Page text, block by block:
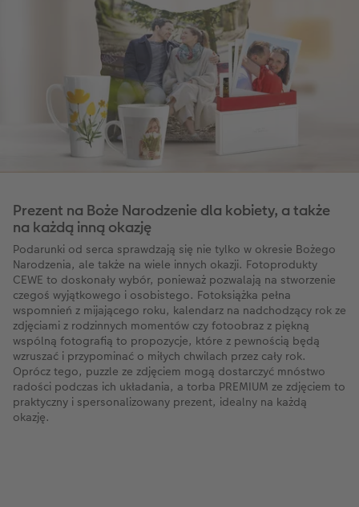
Prezent na Boże Narodzenie dla kobiety, a także
na każdą inną okazję
Podarunki od serca sprawdzają się nie tylko w okresie Bożego
Narodzenia, ale także na wiele innych okazji. Fotoprodukty
CEWE to doskonały wybór, ponieważ pozwalają na stworzenie
czegoś wyjątkowego i osobistego. Fotoksiążka pełna
wspomnień z mijającego roku, kalendarz na nadchodzący rok ze
zdjęciami z rodzinnych momentów czy fotoobraz z piękną
wspólną fotografią to propozycje, które z pewnością będą
wzruszać i przypominać o miłych chwilach przez cały rok.
Oprócz tego, puzzle ze zdjęciem mogą dostarczyć mnóstwo
radości podczas ich układania, a torba PREMIUM ze zdjęciem to
praktyczny i spersonalizowany prezent, idealny na każdą
okazję.